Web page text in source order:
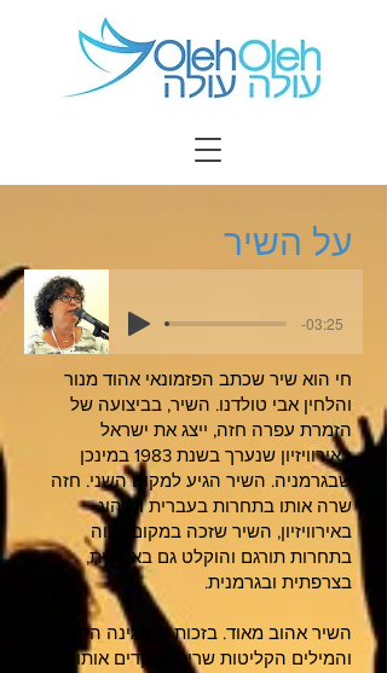
על השיר
חי הוא שיר שכתב הפזמונאי אהוד מנור
והלחין אבי טולדנו. השיר, בביצועה של
הזמרת עפרה חזה, ייצג את ישראל
באירוויזיון שנערך בשנת 1983 במינכן
שבגרמניה. השיר הגיע למקום השני. חזה
שרה אותו בתחרות בעברית וכנהוג
באירוויזיון, השיר שזכה במקום גבוה
בתחרות תורגם והוקלט גם באנגלית,
בצרפתית ובגרמנית.
השיר אהוב מאוד. בזכות המנגינה הקצבית
והמילים הקליטות שרים ורוקדים אותו
-03:25